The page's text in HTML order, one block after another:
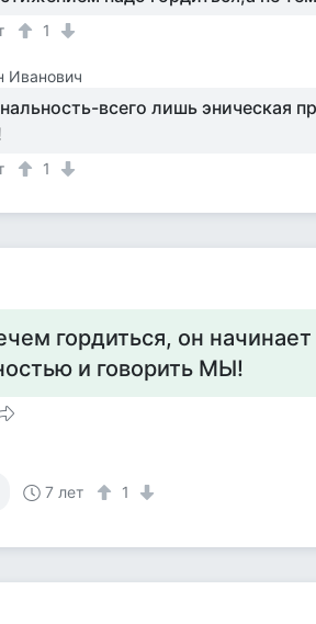
1
Иванович
всего лишь эническая
1
гордиться, он начинает
и говорить МЫ!
7 лет
1